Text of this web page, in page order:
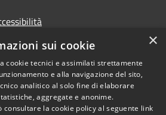
Copyright © 2026 • Comune di
×
sui cookie
cookie tecnici e assimilati strettamente
e alla navigazione del sito,
analitico al solo fine di elaborare
aggregate e anonime.
consultare la cookie policy al seguente link